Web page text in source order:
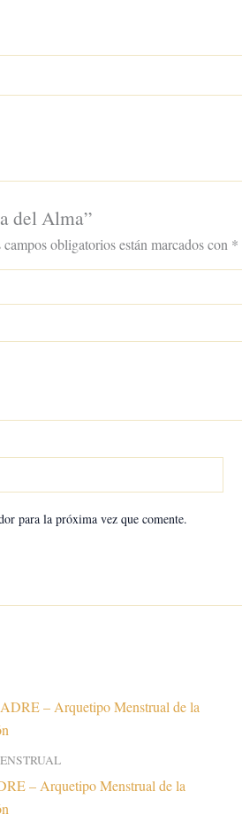
del Alma”
obligatorios están marcados con *
para la próxima vez que comente.
– Arquetipo Menstrual de la